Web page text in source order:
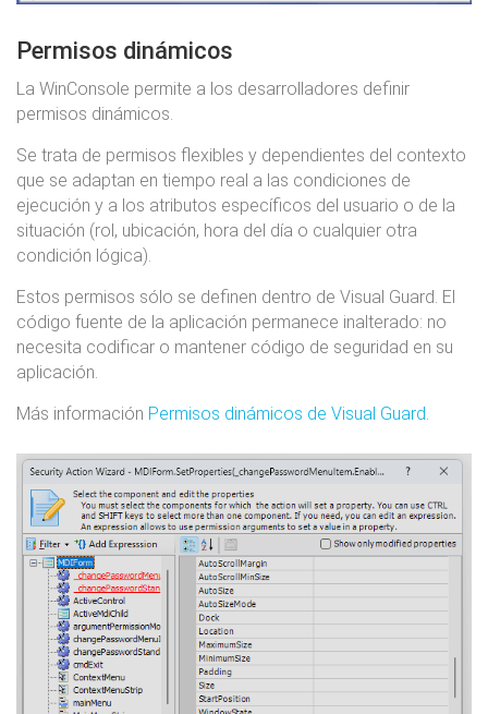
Permisos dinámicos
La WinConsole permite a los desarrolladores definir
permisos dinámicos.
Se trata de permisos flexibles y dependientes del contexto
que se adaptan en tiempo real a las condiciones de
ejecución y a los atributos específicos del usuario o de la
situación (rol, ubicación, hora del día o cualquier otra
condición lógica).
Estos permisos sólo se definen dentro de Visual Guard. El
código fuente de la aplicación permanece inalterado: no
necesita codificar o mantener código de seguridad en su
aplicación.
Más información Permisos dinámicos de Visual Guard